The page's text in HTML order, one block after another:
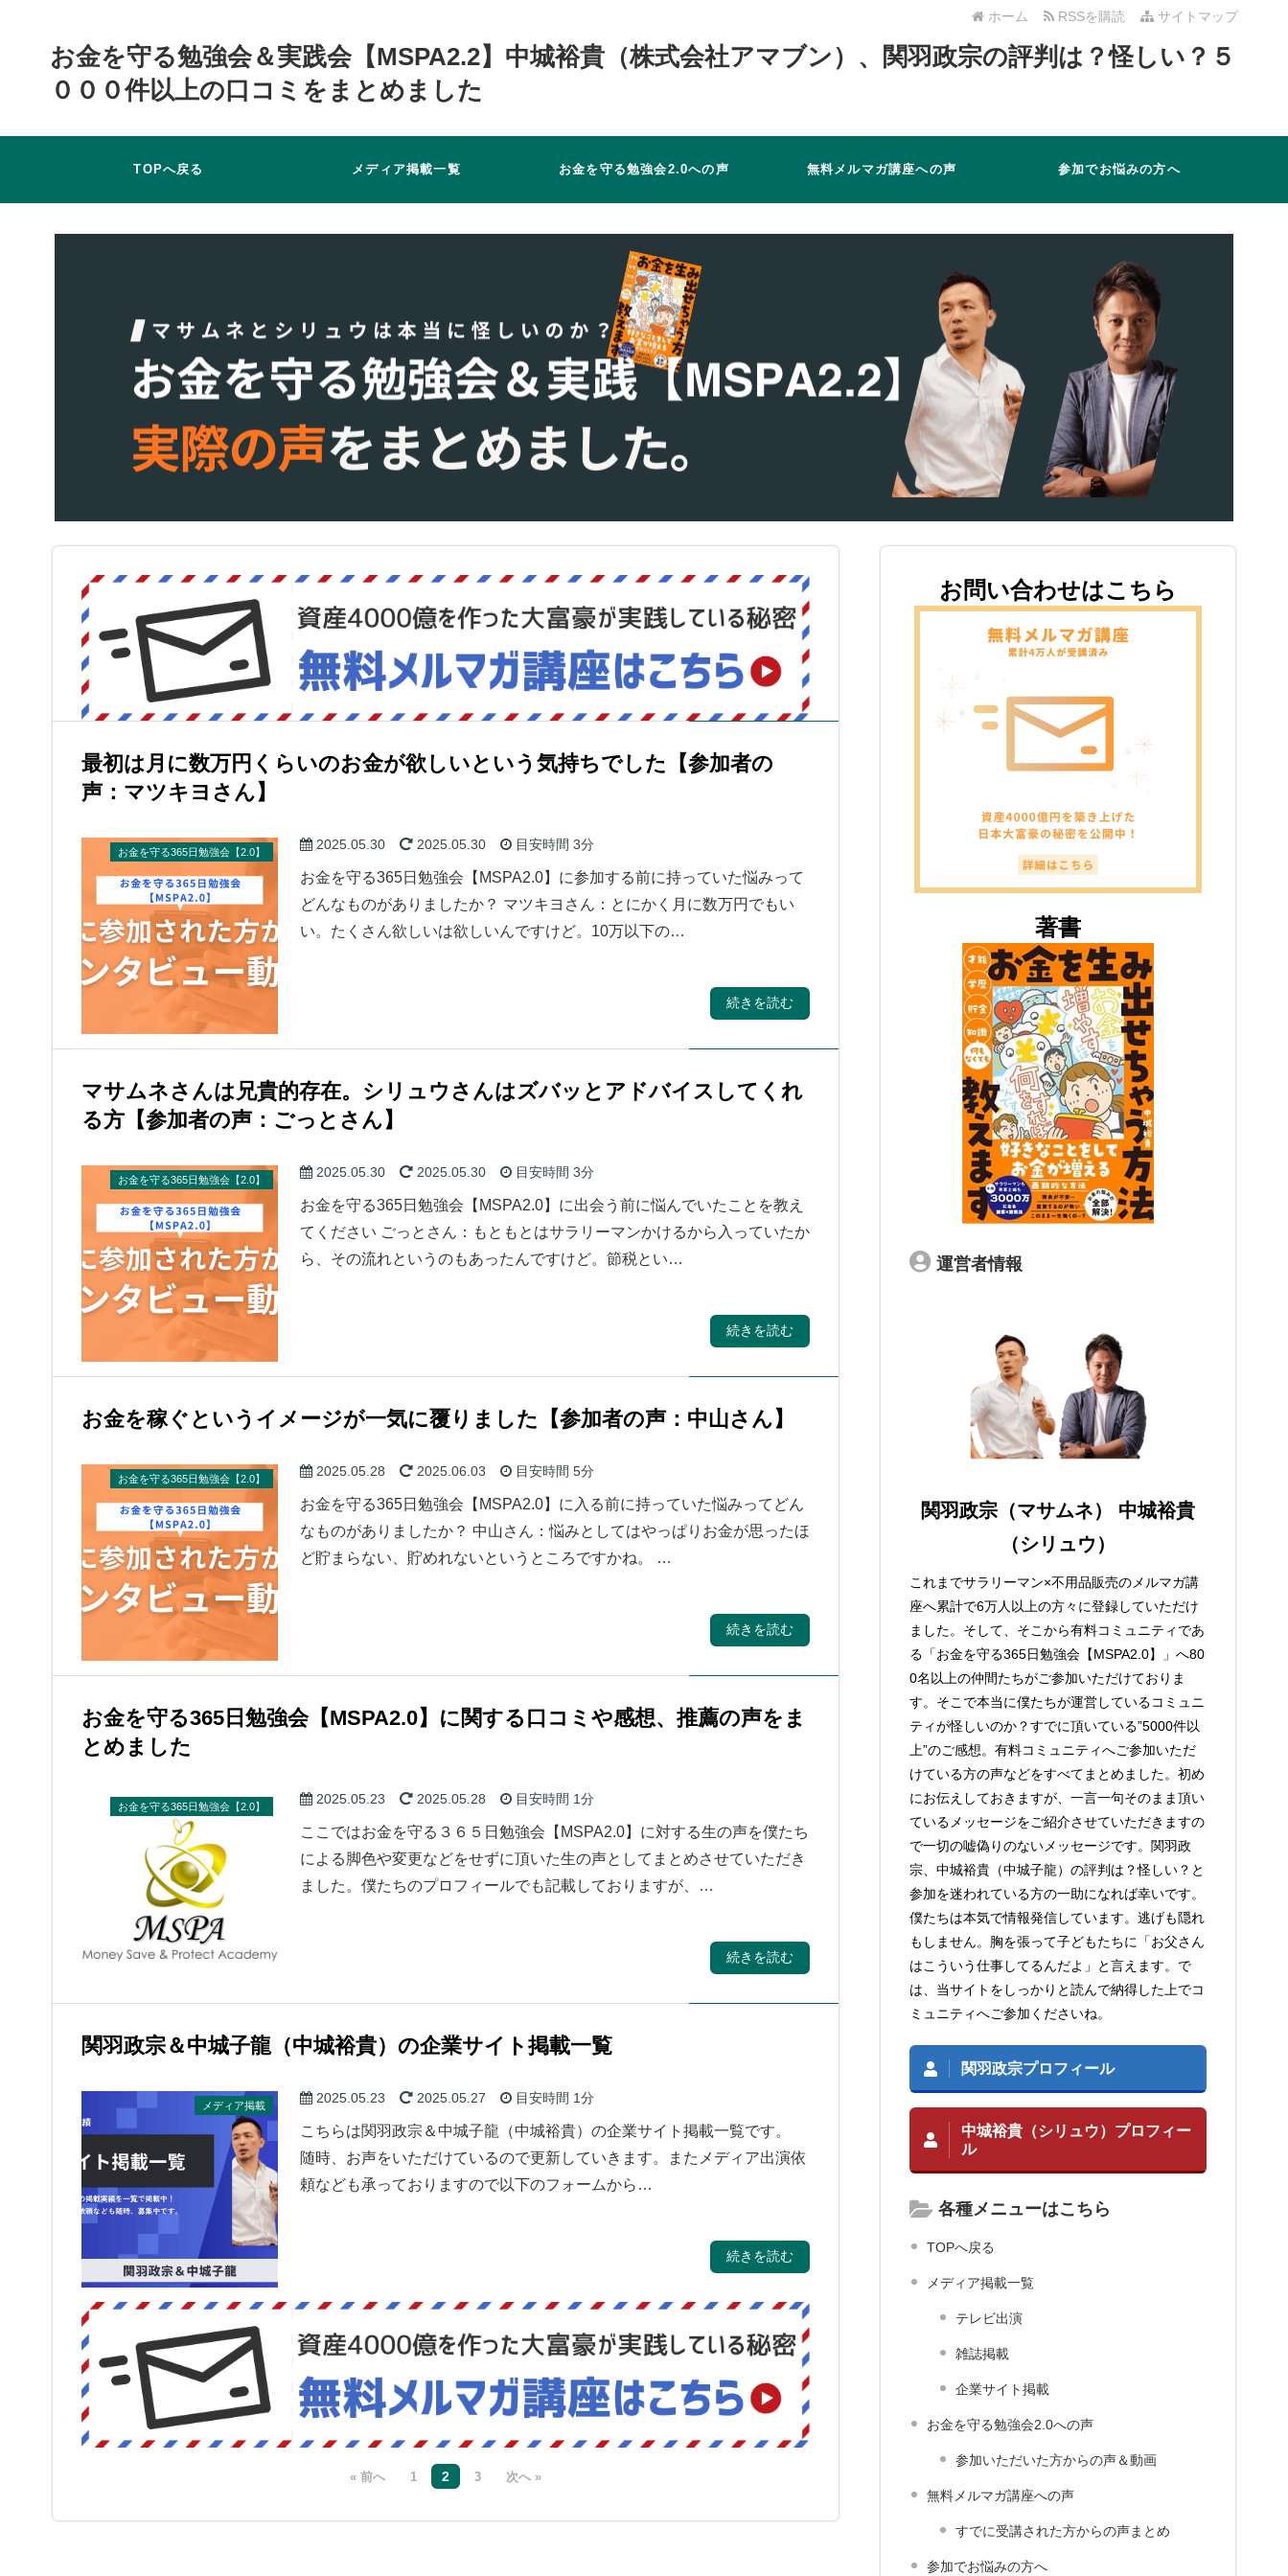
サイトマップ
RSSを購読
ホーム
お金を守る勉強会＆実践会【MSPA2.2】中城裕貴（株式会社アマブン）、関羽政宗の評判は？怪しい？５
０００件以上の口コミをまとめました
TOPへ戻る メディア掲載一覧 お金を守る勉強会2.0への声 無料メルマガ講座への声 参加でお悩みの方へ
最初は月に数万円くらいのお金が欲しいという気持ちでした【参加者の
声：マツキヨさん】
お金を守る365日勉強会【2.0】 2025.05.30 2025.05.30 目安時間 3分
お金を守る365日勉強会【MSPA2.0】に参加する前に持っていた悩みって
どんなものがありましたか？ マツキヨさん：とにかく月に数万円でもい
い。たくさん欲しいは欲しいんですけど。10万以下の…
続きを読む
マサムネさんは兄貴的存在。シリュウさんはズバッとアドバイスしてくれ
る方【参加者の声：ごっとさん】
お金を守る365日勉強会【2.0】 2025.05.30 2025.05.30 目安時間 3分
お金を守る365日勉強会【MSPA2.0】に出会う前に悩んでいたことを教え
てください ごっとさん：もともとはサラリーマンかけるから入っていたか
ら、その流れというのもあったんですけど。節税とい…
続きを読む
お金を稼ぐというイメージが一気に覆りました【参加者の声：中山さん】
お金を守る365日勉強会【2.0】 2025.05.28 2025.06.03 目安時間 5分
お金を守る365日勉強会【MSPA2.0】に入る前に持っていた悩みってどん
なものがありましたか？ 中山さん：悩みとしてはやっぱりお金が思ったほ
ど貯まらない、貯めれないというところですかね。 …
続きを読む
お金を守る365日勉強会【MSPA2.0】に関する口コミや感想、推薦の声をま
とめました
お金を守る365日勉強会【2.0】 2025.05.23 2025.05.28 目安時間 1分
ここではお金を守る３６５日勉強会【MSPA2.0】に対する生の声を僕たち
による脚色や変更などをせずに頂いた生の声としてまとめさせていただき
ました。僕たちのプロフィールでも記載しておりますが、…
続きを読む
関羽政宗＆中城子龍（中城裕貴）の企業サイト掲載一覧
メディア掲載 2025.05.23 2025.05.27 目安時間 1分
こちらは関羽政宗＆中城子龍（中城裕貴）の企業サイト掲載一覧です。
随時、お声をいただけているので更新していきます。またメディア出演依
頼なども承っておりますので以下のフォームから…
続きを読む
« 前へ 1 2 3 次へ »
お問い合わせはこちら
著書
運営者情報
関羽政宗（マサムネ） 中城裕貴
（シリュウ）
これまでサラリーマン×不用品販売のメルマガ講
座へ累計で6万人以上の方々に登録していただけ
ました。そして、そこから有料コミュニティであ
る「お金を守る365日勉強会【MSPA2.0】」へ80
0名以上の仲間たちがご参加いただけておりま
す。そこで本当に僕たちが運営しているコミュニ
ティが怪しいのか？すでに頂いている”5000件以
上”のご感想。有料コミュニティへご参加いただ
けている方の声などをすべてまとめました。初め
にお伝えしておきますが、一言一句そのまま頂い
ているメッセージをご紹介させていただきますの
で一切の嘘偽りのないメッセージです。関羽政
宗、中城裕貴（中城子龍）の評判は？怪しい？と
参加を迷われている方の一助になれば幸いです。
僕たちは本気で情報発信しています。逃げも隠れ
もしません。胸を張って子どもたちに「お父さん
はこういう仕事してるんだよ」と言えます。で
は、当サイトをしっかりと読んで納得した上でコ
ミュニティへご参加くださいね。
関羽政宗プロフィール
中城裕貴（シリュウ）プロフィー
ル
各種メニューはこちら
TOPへ戻る
メディア掲載一覧
テレビ出演
雑誌掲載
企業サイト掲載
お金を守る勉強会2.0への声
参加いただいた方からの声＆動画
無料メルマガ講座への声
すでに受講された方からの声まとめ
参加でお悩みの方へ